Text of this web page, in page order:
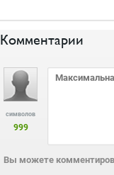
Комментарии
символов
999
Вы можете